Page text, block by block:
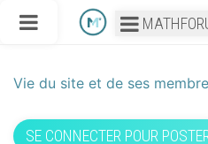
Vie du site et de ses
SE CONNECTER POUR